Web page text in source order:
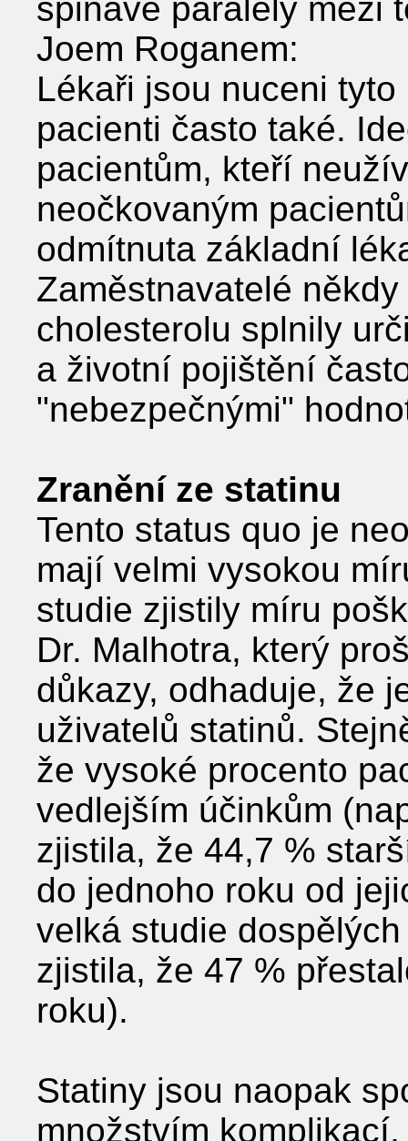
špinavé paralely mezi
Joem Roganem:
Lékaři jsou nuceni
pacienti často také.
pacientům, kteří
neočkovaným
odmítnuta základní
Zaměstnavatelé
cholesterolu splnily
a životní pojištění
"nebezpečnými"
Zranění ze statinu
Tento status quo je
mají velmi vysokou
studie zjistily míru
Dr. Malhotra, který
důkazy, odhaduje, že
uživatelů statinů.
že vysoké procento
vedlejším účinkům
zjistila, že 44,7 %
do jednoho roku od
velká studie
zjistila, že 47 %
roku).
Statiny jsou naopak
množstvím